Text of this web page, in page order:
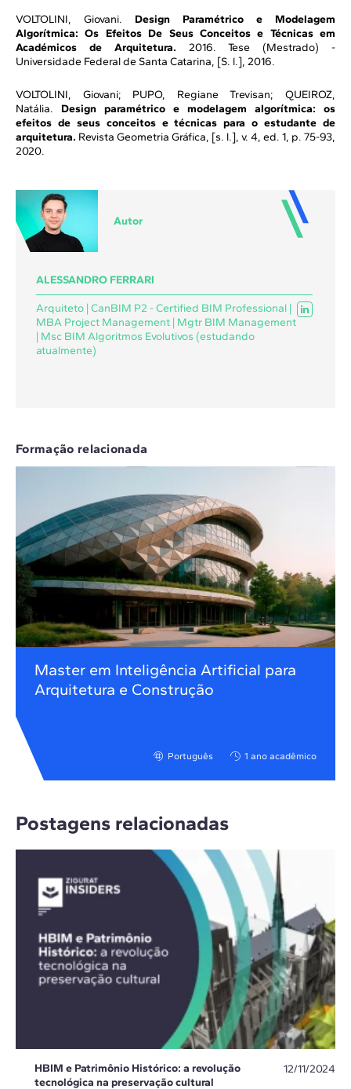
VOLTOLINI, Giovani. Design Paramétrico e Modelagem
Algorítmica: Os Efeitos De Seus Conceitos e Técnicas em
Académicos de Arquitetura. 2016. Tese (Mestrado) -
Universidade Federal de Santa Catarina, [S. l.], 2016.
VOLTOLINI, Giovani; PUPO, Regiane Trevisan; QUEIROZ,
Natália. Design paramétrico e modelagem algorítmica: os
efeitos de seus conceitos e técnicas para o estudante de
arquitetura. Revista Geometria Gráfica, [s. l.], v. 4, ed. 1, p. 75-93,
2020.
Autor
ALESSANDRO FERRARI
Arquiteto | CanBIM P2 - Certified BIM Professional |
MBA Project Management | Mgtr BIM Management
| Msc BIM Algoritmos Evolutivos (estudando
atualmente)
Formação relacionada
Master em Inteligência Artificial para
Arquitetura e Construção
Português 1 ano acadêmico
Postagens relacionadas
HBIM e Patrimônio Histórico: a revolução
tecnológica na preservação cultural
12/11/2024